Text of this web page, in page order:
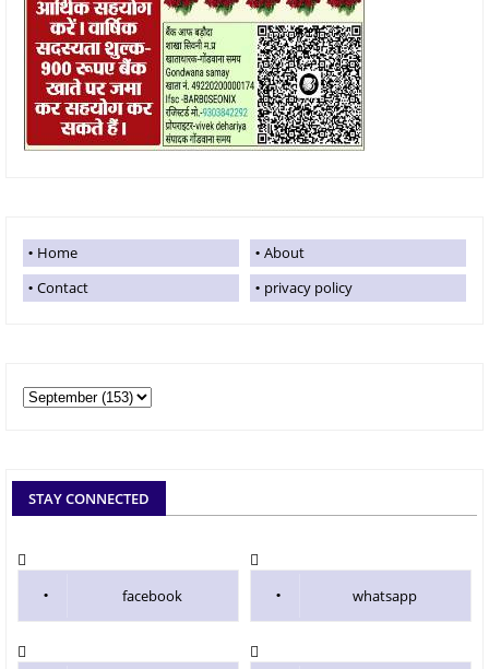
Home
About
Contact
privacy policy
STAY CONNECTED
facebook whatsapp